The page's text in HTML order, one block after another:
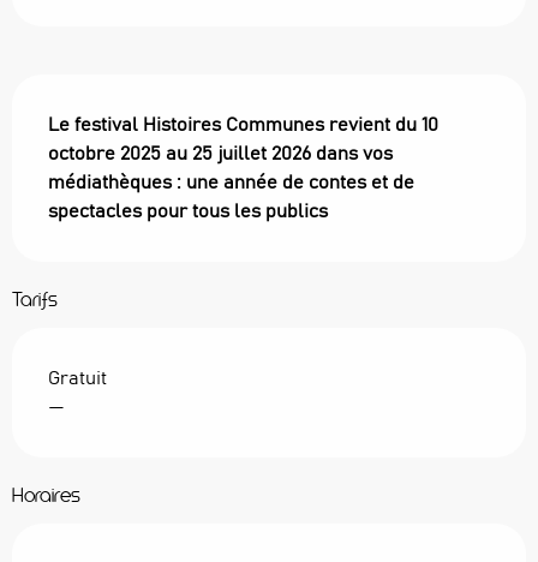
Le festival Histoires Communes revient du 10
octobre 2025 au 25 juillet 2026 dans vos
médiathèques : une année de contes et de
spectacles pour tous les publics
Tarifs
Gratuit
—
Horaires